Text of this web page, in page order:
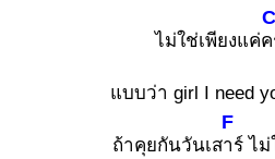
ไม่ใช่เพียงแค่ค
แบบว่า girl I need
ถ้าคุยกันวันเส
F
าร์ ไ